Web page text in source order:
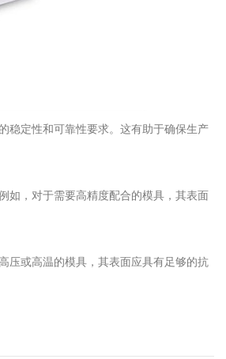
稳定性和可靠性要求。这有助于确保生产
如，对于需要高精度配合的模具，其表面
压或高温的模具，其表面应具有足够的抗